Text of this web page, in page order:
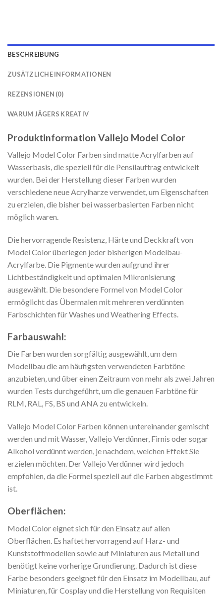
BESCHREIBUNG
ZUSÄTZLICHE INFORMATIONEN
REZENSIONEN (0)
WARUM JÄGERS KREATIV
Produktinformation Vallejo Model Color
Vallejo Model Color Farben sind matte Acrylfarben auf
Wasserbasis, die speziell für die Pensilauftrag entwickelt
wurden. Bei der Herstellung dieser Farben wurden
verschiedene neue Acrylharze verwendet, um Eigenschaften
zu erzielen, die bisher bei wasserbasierten Farben nicht
möglich waren.
Die hervorragende Resistenz, Härte und Deckkraft von
Model Color überlegen jeder bisherigen Modelbau-
Acrylfarbe. Die Pigmente wurden aufgrund ihrer
Lichtbeständigkeit und optimalen Mikronisierung
ausgewählt. Die besondere Formel von Model Color
ermöglicht das Übermalen mit mehreren verdünnten
Farbschichten für Washes und Weathering Effects.
Farbauswahl:
Die Farben wurden sorgfältig ausgewählt, um dem
Modellbau die am häufigsten verwendeten Farbtöne
anzubieten, und über einen Zeitraum von mehr als zwei Jahren
wurden Tests durchgeführt, um die genauen Farbtöne für
RLM, RAL, FS, BS und ANA zu entwickeln.
Vallejo Model Color Farben können untereinander gemischt
werden und mit Wasser, Vallejo Verdünner, Firnis oder sogar
Alkohol verdünnt werden, je nachdem, welchen Effekt Sie
erzielen möchten. Der Vallejo Verdünner wird jedoch
empfohlen, da die Formel speziell auf die Farben abgestimmt
ist.
Oberflächen:
Model Color eignet sich für den Einsatz auf allen
Oberflächen. Es haftet hervorragend auf Harz- und
Kunststoffmodellen sowie auf Miniaturen aus Metall und
benötigt keine vorherige Grundierung. Dadurch ist diese
Farbe besonders geeignet für den Einsatz im Modellbau, auf
Miniaturen, für Cosplay und die Herstellung von Requisiten